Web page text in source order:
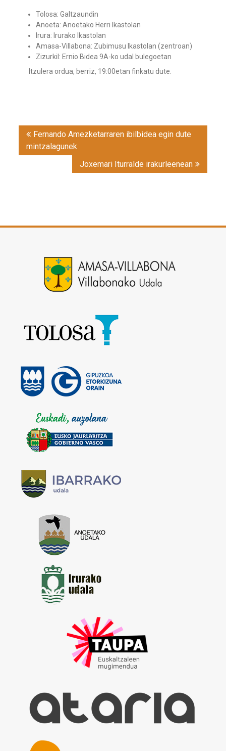
Tolosa: Galtzaundin
Anoeta: Anoetako Herri Ikastolan
Irura: Irurako Ikastolan
Amasa-Villabona: Zubimusu Ikastolan (zentroan)
Zizurkil: Ernio Bidea 9A-ko udal bulegoetan
Itzulera ordua, berriz, 19:00etan finkatu dute.
Post
navigation
Fernando Amezketarraren ibilbidea egin dute
mintzalagunek
Joxemari Iturralde irakurleenean